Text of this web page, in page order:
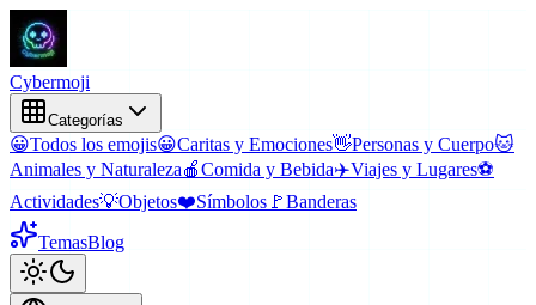
Cybermoji
Categorías
😀Todos los emojis😀Caritas y Emociones👋Personas y Cuerpo🐱
Animales y Naturaleza🍎Comida y Bebida✈️Viajes y Lugares⚽
Actividades💡Objetos❤️Símbolos 🚩Banderas
TemasBlog